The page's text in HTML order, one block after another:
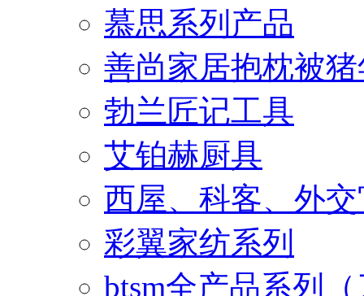
慕思系列产品
善尚家居抱枕被
勃兰匠记工具
艾铂赫厨具
西屋、科客、外
彩翼家纺系列
btsm全产品系列